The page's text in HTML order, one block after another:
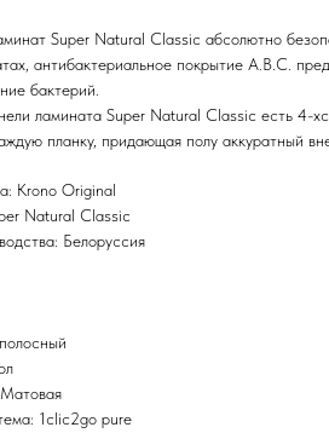
Super Natural Classic абсолютно
антибактериальное покрытие A.B.C.
бактерий.
ламината Super Natural Classic есть 4-
планку, придающая полу аккуратный
Krono Original
Natural Classic
Белоруссия
1clic2go pure